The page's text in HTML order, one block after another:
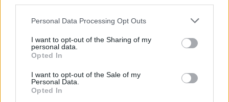
Personal Data Processing Opt Outs
I want to opt-out of the Sharing of my
personal data.
Opted In
I want to opt-out of the Sale of my
Personal Data.
Opted In